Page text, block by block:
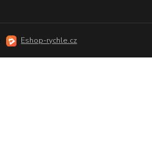
Eshop-rychle.cz